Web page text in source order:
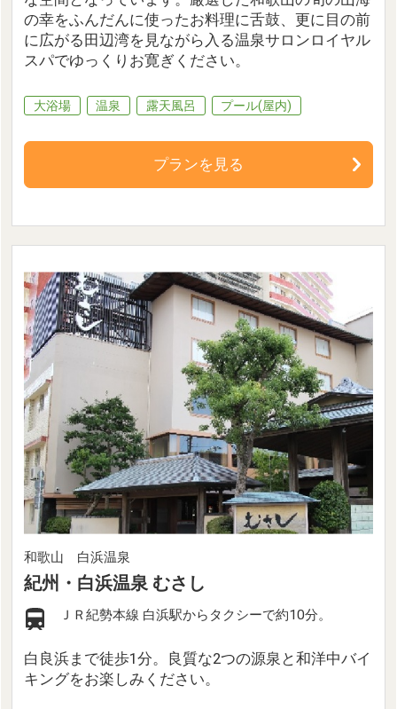
の幸をふんだんに使ったお料理に舌鼓、更に目の前
に広がる田辺湾を見ながら入る温泉サロンロイヤル
スパでゆっくりお寛ぎください。
大浴場 温泉 露天風呂 プール(屋内)
プランを見る
和歌山 白浜温泉
紀州・白浜温泉 むさし
ＪＲ紀勢本線 白浜駅からタクシーで約10分。
白良浜まで徒歩1分。良質な2つの源泉と和洋中バイ
キングをお楽しみください。